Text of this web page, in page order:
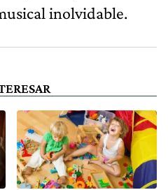
inolvidable.